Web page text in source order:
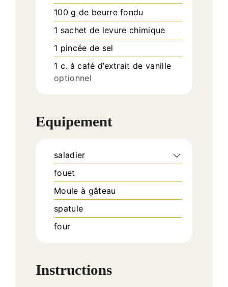
100 g de beurre fondu
1 sachet de levure chimique
1 pincée de sel
1 c. à café d’extrait de vanille
optionnel
Equipement
saladier
fouet
Moule à gâteau
spatule
four
Instructions